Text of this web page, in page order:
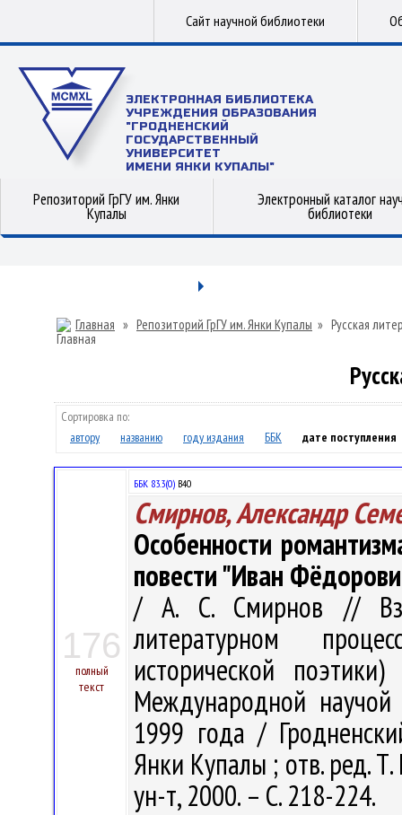
Сайт научной библиотеки
ЭЛЕКТРОННАЯ БИБЛИОТЕКА
УЧРЕЖДЕНИЯ ОБРАЗОВАНИЯ
"ГРОДНЕНСКИЙ
ГОСУДАРСТВЕННЫЙ
УНИВЕРСИТЕТ
ИМЕНИ ЯНКИ КУПАЛЫ"
Репозиторий ГрГУ им. Янки
Купалы
Электронный каталог
библиотеки
Главная » Репозиторий ГрГУ им. Янки Купалы » Русская
Сортировка по:
автору
названию году издания ББК дате поступления
176
полный
текст
ББК 83.3(0) В40
Смирнов, Александр
Особенности
повести "Иван
/ А. С. Смирнов //
литературном
исторической
Международной
1999 года /
Янки Купалы ; отв. ред. Т.
ун-т, 2000. – С. 218-224.